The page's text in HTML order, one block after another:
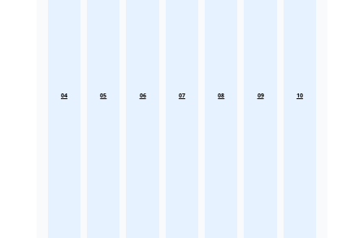
04 05 06 07 08 09 10